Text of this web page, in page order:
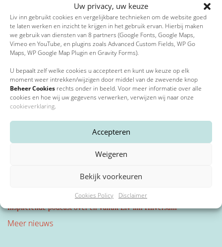
Uw privacy, uw keuze
Liv inn gebruikt cookies en vergelijkbare technieken om de website goed
te laten werken en inzicht te krijgen in het gebruik ervan. Hierbij maken
we gebruik van diensten van 8 partners (Google Fonts, Google Maps,
Vimeo en YouTube, en plugins zoals Advanced Custom Fields, WP Go
Maps, WP Google Map Plugin en Gravity Forms).
U bepaalt zelf welke cookies u accepteert en kunt uw keuze op elk
moment weer intrekken/wijzigen door middel van de zwevende knop
Beheer Cookies rechts onder in beeld. Voor meer informatie over alle
cookies en hoe wij uw gegevens verwerken, verwijzen wij naar onze
cookieverklaring.
Accepteren
Weigeren
Bekijk voorkeuren
Cookies Policy Disclaimer
Privacybeleid*
Ik ga akkoord met het privacybeleid*
* Verplichte velden
Postcode*
Plaats*
15 februari 2023
Bewegen met Ina
Inspirerende podcast over en vanuit Liv inn Hilversum
Meer nieuws